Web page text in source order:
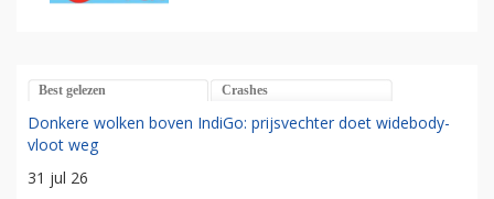
Best gelezen Crashes
Donkere wolken boven IndiGo: prijsvechter doet widebody-
vloot weg
31 jul 26